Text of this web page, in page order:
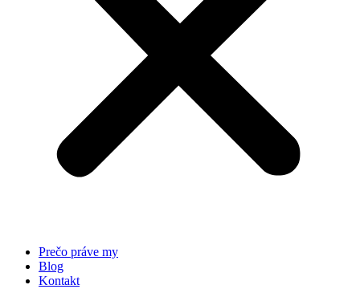
Prečo práve my
Blog
Kontakt